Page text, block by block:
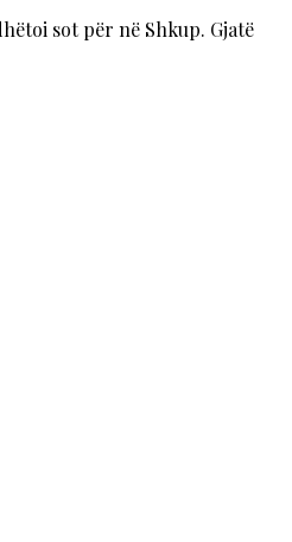
sot për në Shkup. Gjatë